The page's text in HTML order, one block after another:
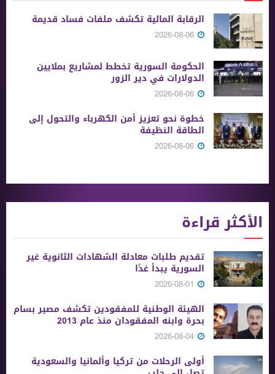
الرقابة المالية تكشف ملفات فساد قديمة
الحكومة السورية تخطط لمشاريع بملايين
الدولارات في دير الزور
خطوة نحو تعزيز أمن الكهرباء والتحول إلى
الطاقة النظيفة
الأكثر قراءة
تقديم طلبات معادلة الشهادات الثانوية ‏غير
السورية يبدأ غدًا
الهيئة الوطنية للمفقودين تكشف مصير بسام
بحرة وابنه المفقودان منذ عام 2013
أولى الرحلات من ‏تركيا وألمانيا والسعودية